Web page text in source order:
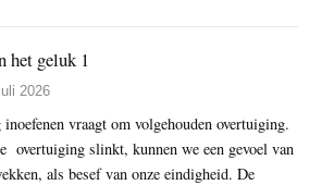
het geluk 1
2026
vraagt om volgehouden overtuiging.
overtuiging slinkt, kunnen we een gevoel van
als besef van onze eindigheid. De